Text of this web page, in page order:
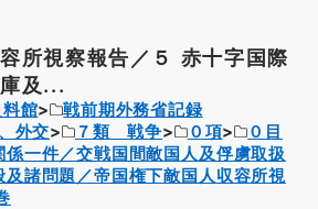
所視察報告／５ 赤十字国際
及...
館
戦前期外務省記録
外交
７類 戦争 ０項
０目
係一件／交戦国間敵国人及俘虜取扱
及諸問題／帝国権下敵国人収容所視